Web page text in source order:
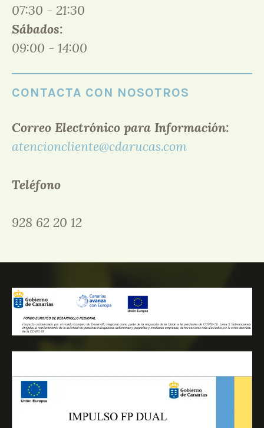
07:30 - 21:30
Sábados:
09:00 - 14:00
CONTACTA CON NOSOTROS
Correo Electrónico para Información:
atencioncliente@cdarucas.com
Teléfono
928 62 20 12